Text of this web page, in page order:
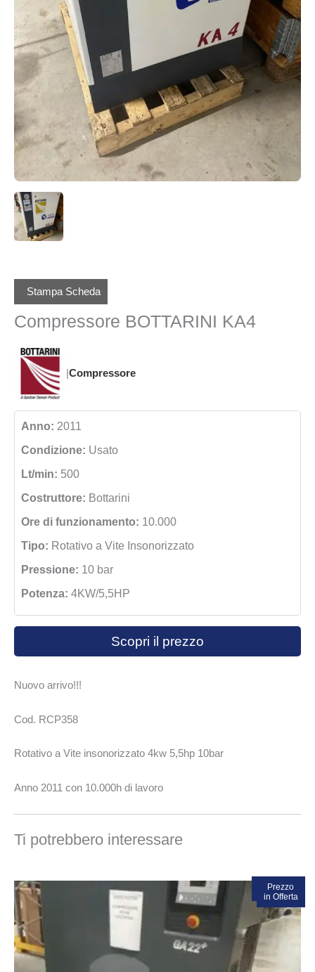
Stampa Scheda
Compressore BOTTARINI KA4
Compressore
Anno: 2011
Condizione: Usato
Lt/min: 500
Costruttore: Bottarini
Ore di funzionamento: 10.000
Tipo: Rotativo a Vite Insonorizzato
Pressione: 10 bar
Potenza: 4KW/5,5HP
Scopri il prezzo
Nuovo arrivo!!!
Cod. RCP358
Rotativo a Vite insonorizzato 4kw 5,5hp 10bar
Anno 2011 con 10.000h di lavoro
Ti potrebbero interessare
In vendita!
Prezzo
in Offerta